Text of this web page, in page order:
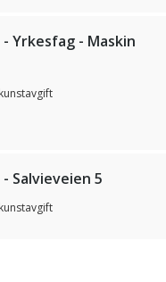
Yrkesfag - Maskin
Salvieveien 5